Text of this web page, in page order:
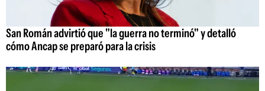
San Román advirtió que "la guerra no terminó" y detalló
cómo Ancap se preparó para la crisis